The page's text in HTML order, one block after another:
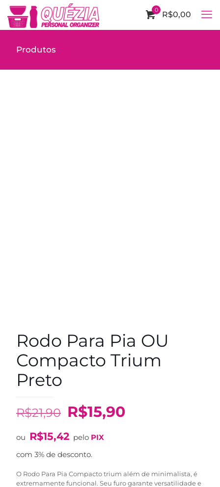
0 R$0,00
Produtos
Rodo Para Pia OU
Compacto Trium
Preto
R$21,90 O
original
era:
R$21,90.
R$15,90O
R$15,90.
ou R$15,42 pelo PIX
com 3% de desconto.
O Rodo Para Pia Compacto trium além de minimalista, é
extremamente funcional. Seu furo garante versatilidade e